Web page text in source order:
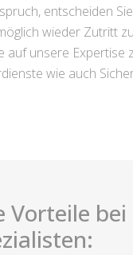
entscheiden
wieder Zutritt
unsere
wie auch
Vorteile